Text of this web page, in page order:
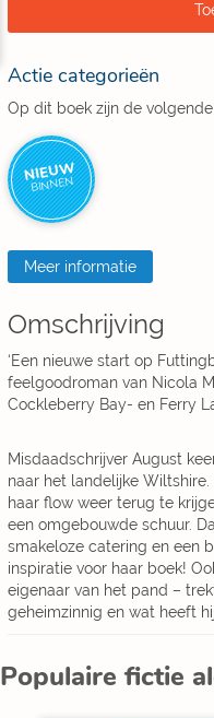
Actie categorieën
Op dit boek zijn de
NIEUW
BINNEN
Meer informatie
Omschrijving
‘Een nieuwe start op
feelgoodroman van Nicola
Cockleberry Bay- en Ferry
Misdaadschrijver August
naar het landelijke
haar flow weer terug te
een omgebouwde schuur.
smakeloze catering en een
inspiratie voor haar boek!
eigenaar van het pand –
geheimzinnig en wat heeft
Populaire fictie